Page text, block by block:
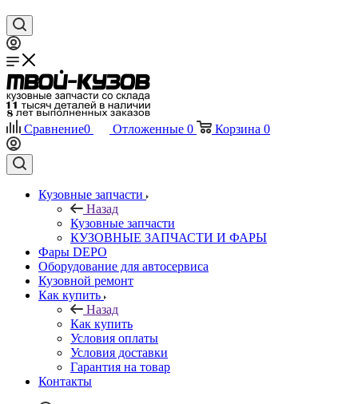
Сравнение0 Отложенные 0 Корзина 0
Кузовные запчасти
Назад
Кузовные запчасти
КУЗОВНЫЕ ЗАПЧАСТИ И ФАРЫ
Фары DEPO
Оборудование для автосервиса
Кузовной ремонт
Как купить
Назад
Как купить
Условия оплаты
Условия доставки
Гарантия на товар
Контакты